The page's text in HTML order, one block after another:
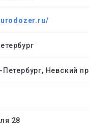
Петербург, Невский
28